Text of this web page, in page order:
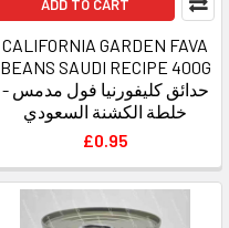
ADD TO CART
CALIFORNIA GARDEN FAVA
BEANS SAUDI RECIPE 400G
- حدائق كليفورنيا فول مدمس
خلطة الكشنة السعودي
£0.95